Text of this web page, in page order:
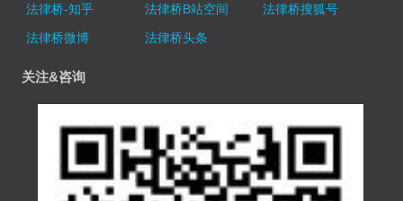
法律桥-知乎
法律桥B站空间
法律桥搜狐号
法律桥微博
法律桥头条
关注&咨询